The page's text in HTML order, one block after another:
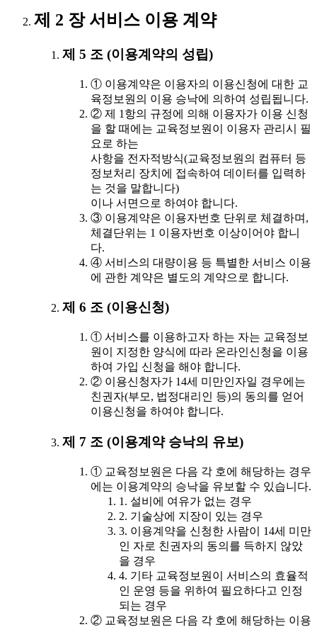
제 2 장 서비스 이용 계약
제 5 조 (이용계약의 성립)
① 이용계약은 이용자의 이용신청에 대한 교
육정보원의 이용 승낙에 의하여 성립됩니다.
② 제 1항의 규정에 의해 이용자가 이용 신청
을 할 때에는 교육정보원이 이용자 관리시 필
요로 하는
사항을 전자적방식(교육정보원의 컴퓨터 등
정보처리 장치에 접속하여 데이터를 입력하
는 것을 말합니다)
이나 서면으로 하여야 합니다.
③ 이용계약은 이용자번호 단위로 체결하며,
체결단위는 1 이용자번호 이상이어야 합니
다.
④ 서비스의 대량이용 등 특별한 서비스 이용
에 관한 계약은 별도의 계약으로 합니다.
제 6 조 (이용신청)
① 서비스를 이용하고자 하는 자는 교육정보
원이 지정한 양식에 따라 온라인신청을 이용
하여 가입 신청을 해야 합니다.
② 이용신청자가 14세 미만인자일 경우에는
친권자(부모, 법정대리인 등)의 동의를 얻어
이용신청을 하여야 합니다.
제 7 조 (이용계약 승낙의 유보)
① 교육정보원은 다음 각 호에 해당하는 경우
에는 이용계약의 승낙을 유보할 수 있습니다.
1. 설비에 여유가 없는 경우
2. 기술상에 지장이 있는 경우
3. 이용계약을 신청한 사람이 14세 미만
인 자로 친권자의 동의를 득하지 않았
을 경우
4. 기타 교육정보원이 서비스의 효율적
인 운영 등을 위하여 필요하다고 인정
되는 경우
② 교육정보원은 다음 각 호에 해당하는 이용